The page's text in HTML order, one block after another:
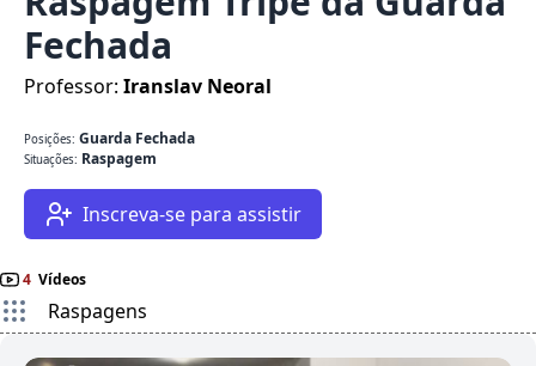
Fechada
Professor: Iranslav Neoral
Posições: Guarda Fechada
Situações: Raspagem
Inscreva-se para assistir
4 Vídeos
Raspagens